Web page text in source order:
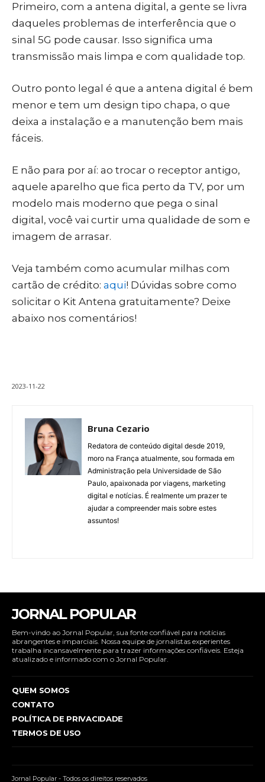
Primeiro, com a antena digital, a gente se livra
daqueles problemas de interferência que o
sinal 5G pode causar. Isso significa uma
transmissão mais limpa e com qualidade top.
Outro ponto legal é que a antena digital é bem
menor e tem um design tipo chapa, o que
deixa a instalação e a manutenção bem mais
fáceis.
E não para por aí: ao trocar o receptor antigo,
aquele aparelho que fica perto da TV, por um
modelo mais moderno que pega o sinal
digital, você vai curtir uma qualidade de som e
imagem de arrasar.
Veja também como acumular milhas com
cartão de crédito: aqui! Dúvidas sobre como
solicitar o Kit Antena gratuitamente? Deixe
abaixo nos comentários!
2023-11-22
Bruna Cezario
Redatora de conteúdo digital desde 2019,
moro na França atualmente, sou formada em
Administração pela Universidade de São
Paulo, apaixonada por viagens, marketing
digital e notícias. É realmente um prazer te
ajudar a compreender mais sobre estes
assuntos!
JORNAL POPULAR
Bem-vindo ao Jornal Popular, sua fonte confiável para notícias
abrangentes e imparciais. Nossa equipe de jornalistas experientes
trabalha incansavelmente para trazer informações confiáveis. Esteja
atualizado e informado com o Jornal Popular.
QUEM SOMOS
CONTATO
POLÍTICA DE PRIVACIDADE
TERMOS DE USO
Jornal Popular - Todos os direitos reservados